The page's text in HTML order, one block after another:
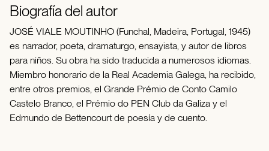
Biografía del autor
JOSÉ VIALE MOUTINHO (Funchal, Madeira, Portugal, 1945)
es narrador, poeta, dramaturgo, ensayista, y autor de libros
para niños. Su obra ha sido traducida a numerosos idiomas.
Miembro honorario de la Real Academia Galega, ha recibido,
entre otros premios, el Grande Prémio de Conto Camilo
Castelo Branco, el Prémio do PEN Club da Galiza y el
Edmundo de Bettencourt de poesía y de cuento.